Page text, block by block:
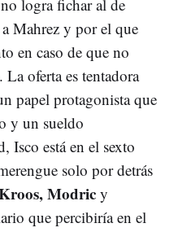
logra fichar al de
Mahrez y por el que
en caso de que no
oferta es tentadora
papel protagonista que
y un sueldo
Isco está en el sexto
solo por detrás
Modric y
que percibiría en el